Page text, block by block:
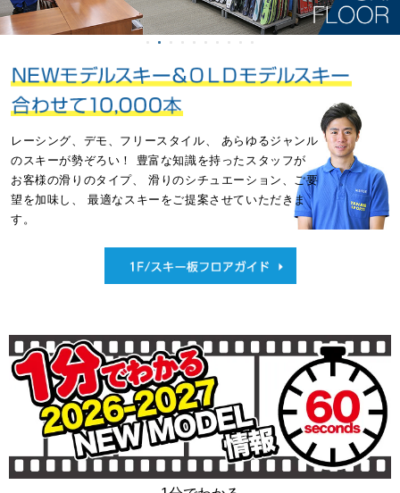
レーシング、デモ、フリースタイル、
あらゆるジャンル
のスキーが勢ぞろい！
豊富な知識を持ったスタッフが
お客様の滑りのタイプ、
滑りのシチュエーション、ご要
望を加味し、
最適なスキーをご提案させていただきま
す。